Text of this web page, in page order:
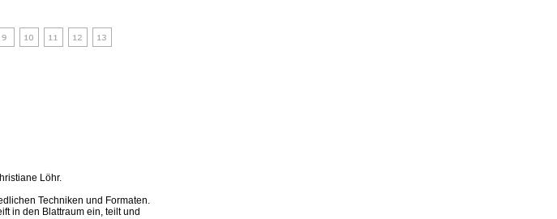
Löhr.
Techniken und Formaten.
in den Blattraum ein, teilt und